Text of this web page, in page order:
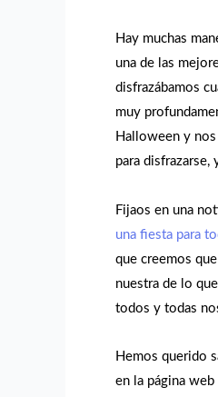
Hay muchas
una de las
disfrazábamos
muy
Halloween y nos
para disfrazarse,
Fijaos en una
una fiesta para
que creemos
nuestra de lo
todos y todas
Hemos querido
en la página